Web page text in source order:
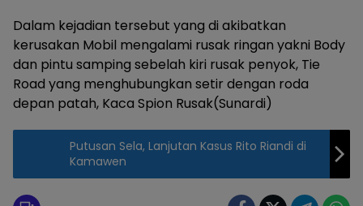
Dalam kejadian tersebut yang di akibatkan
kerusakan Mobil mengalami rusak ringan yakni Body
dan pintu samping sebelah kiri rusak penyok, Tie
Road yang menghubungkan setir dengan roda
depan patah, Kaca Spion Rusak(Sunardi)
Putusan Sela, Lanjutan Kasus Rito Riandi di
Kamawen